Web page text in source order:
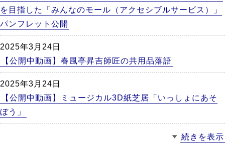
を目指した「みんなのモール（アクセシブルサービス）」
パンフレット公開
2025年3月24日
【公開中動画】春風亭昇吉師匠の共用品落語
2025年3月24日
【公開中動画】ミュージカル3D紙芝居「いっしょにあそ
ぼう」
続きを表示